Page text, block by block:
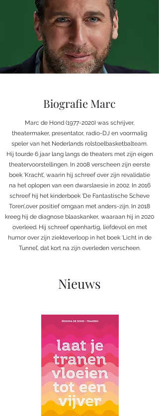
Biografie Marc
Marc de Hond (1977-2020)was schrijver,
theatermaker, presentator, radio-DJ en voormalig
speler van het Nederlands rolstoelbasketbalteam.
Hij tourde 6 jaar lang langs de theaters met zijn eigen
theatervoorstellingen. In 2008 verscheen zijn eerste
boek ‘Kracht’, waarin hij schreef over zijn revalidatie
na het oplopen van een dwarslaesie in 2002. In 2016
schreef hij het kinderboek ‘De Fantastische Scheve
Toren’,over positief omgaan met anders-zijn. In 2018
kreeg hij de diagnose blaaskanker, waaraan hij in 2020
overleed. Hij schreef openhartig, liefdevol en met
humor over zijn ziekteverloop in het boek ‘Licht in de
Tunnel’, dat kort na zijn overleden verscheen.
Nieuws